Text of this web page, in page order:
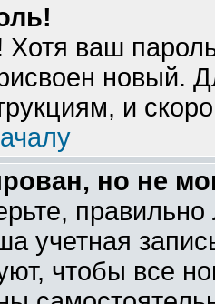
Хотя ваш
новый.
и
но не
учетная
чтобы все